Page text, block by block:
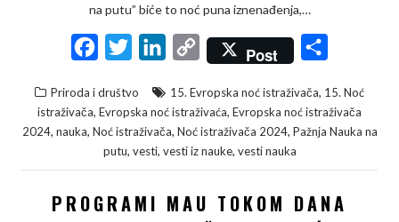
na putu” biće to noć puna iznenađenja,…
c
e
b
o
i
t
t
n
k
e
I
C
p
y
L
n
Post
a
r
Priroda i društvo 15. Evropska noć istraživača, 15. Noć
istraživača, Evropska noć istraživaća, Evropska noć istraživača
2024, nauka, Noć istraživača, Noć istraživača 2024, Pažnja Nauka na
putu, vesti, vesti iz nauke, vesti nauka
PROGRAMI MAU TOKOM DANA